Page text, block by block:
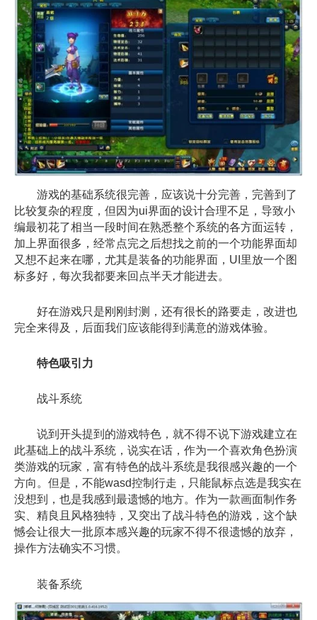
游戏的基础系统很完善，应该说十分完善，完善到了
比较复杂的程度，但因为ui界面的设计合理不足，导致小
编最初花了相当一段时间在熟悉整个系统的各方面运转，
加上界面很多，经常点完之后想找之前的一个功能界面却
又想不起来在哪，尤其是装备的功能界面，UI里放一个图
标多好，每次我都要来回点半天才能进去。
好在游戏只是刚刚封测，还有很长的路要走，改进也
完全来得及，后面我们应该能得到满意的游戏体验。
特色吸引力
战斗系统
说到开头提到的游戏特色，就不得不说下游戏建立在
此基础上的战斗系统，说实在话，作为一个喜欢角色扮演
类游戏的玩家，富有特色的战斗系统是我很感兴趣的一个
方向。但是，不能wasd控制行走，只能鼠标点选是我实在
没想到，也是我感到最遗憾的地方。作为一款画面制作务
实、精良且风格独特，又突出了战斗特色的游戏，这个缺
憾会让很大一批原本感兴趣的玩家不得不很遗憾的放弃，
操作方法确实不习惯。
装备系统